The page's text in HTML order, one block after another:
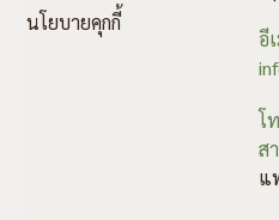
นโยบายคุกกี้
อี
โ
ส
แ